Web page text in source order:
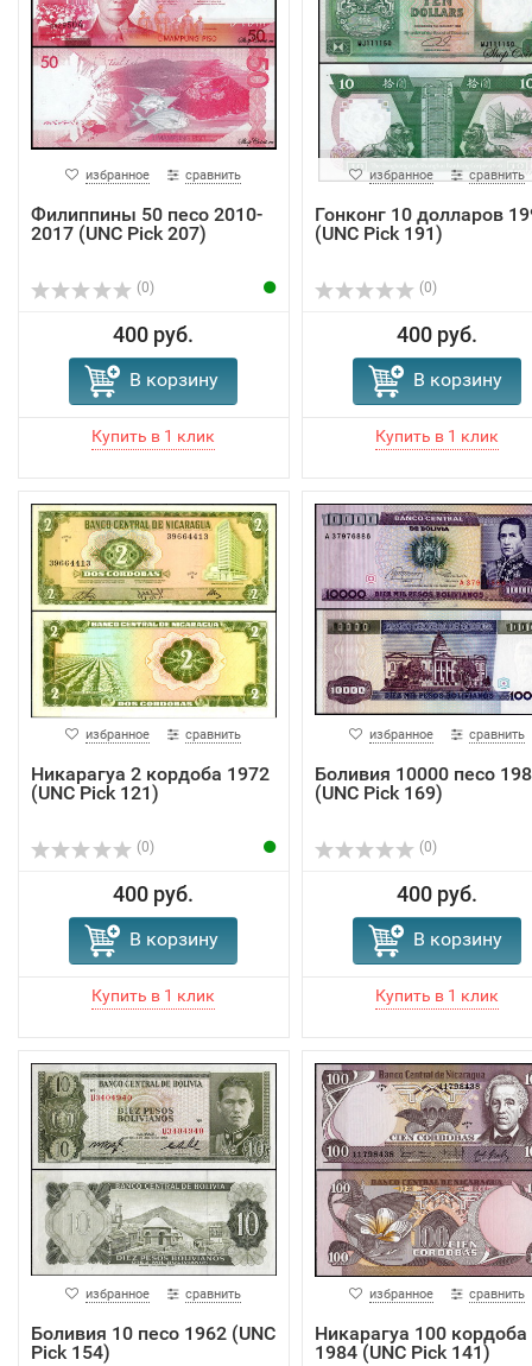
избранное сравнить
Филиппины 50 песо 2010-
2017 (UNC Pick 207)
(0)
400 руб.
В корзину
избранное сравнить
Гонконг 10 долларов
(UNC Pick 191)
(0)
400 руб.
В корзину
избранное сравнить
Никарагуа 2 кордоба 1972
(UNC Pick 121)
(0)
400 руб.
В корзину
избранное сравнить
Боливия 10000 песо
(UNC Pick 169)
(0)
400 руб.
В корзину
избранное сравнить
Боливия 10 песо 1962 (UNC
Pick 154)
избранное сравнить
Никарагуа 100 кордоба
1984 (UNC Pick 141)